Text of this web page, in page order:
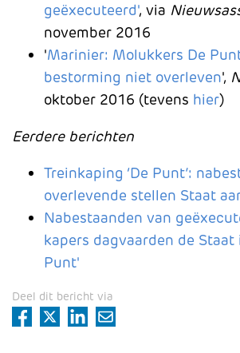
geëxecuteerd', via
november 2016
'Marinier: Molukkers De
bestorming niet overleven',
oktober 2016 (tevens hier)
Eerdere berichten
Treinkaping ‘De Punt’:
overlevende stellen Staat
Nabestaanden van
kapers dagvaarden de Staat
Punt'
Deel dit bericht via